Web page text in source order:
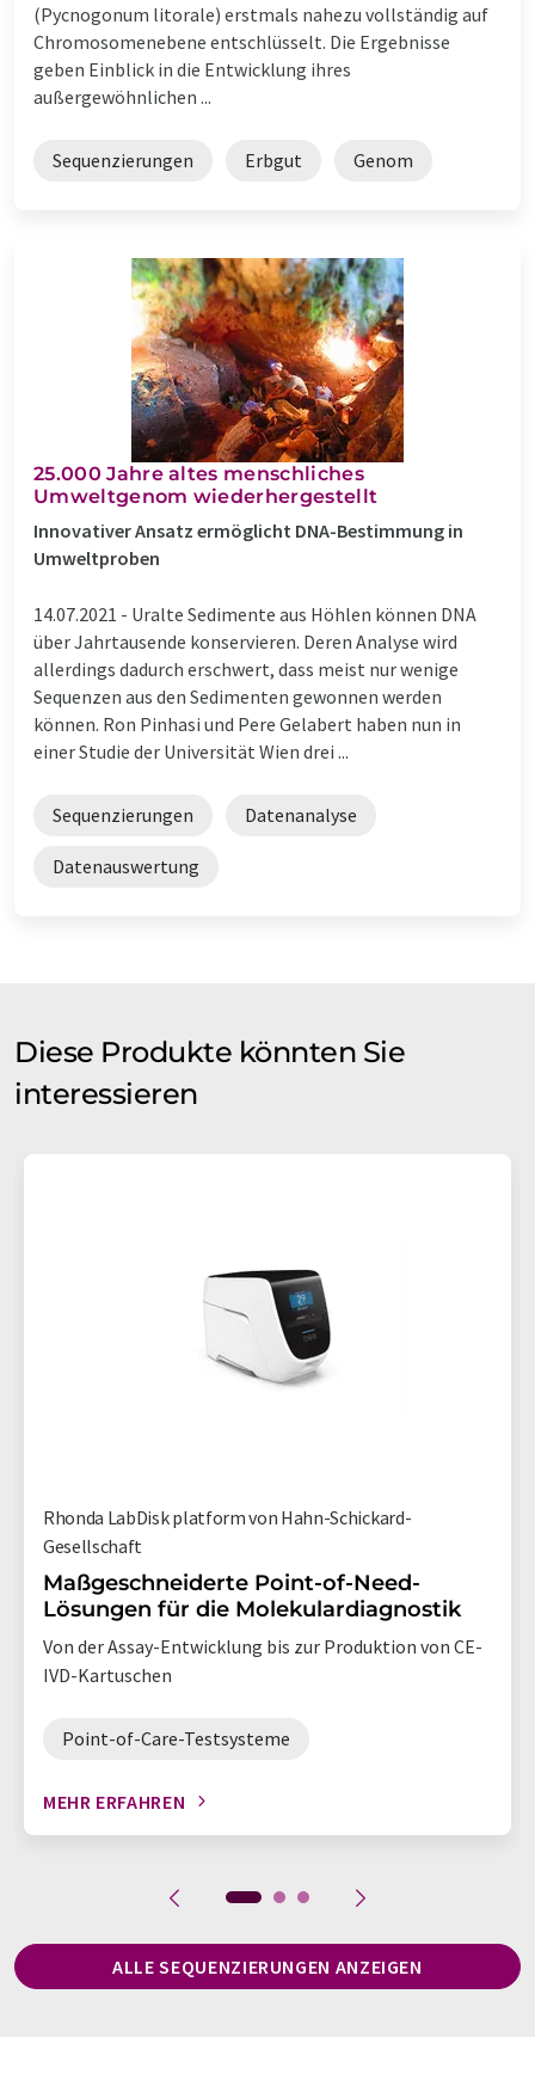
(Pycnogonum litorale) erstmals nahezu vollständig auf
Chromosomenebene entschlüsselt. Die Ergebnisse
geben Einblick in die Entwicklung ihres
außergewöhnlichen ...
Sequenzierungen Erbgut Genom
25.000 Jahre altes menschliches
Umweltgenom wiederhergestellt
Innovativer Ansatz ermöglicht DNA-Bestimmung in
Umweltproben
14.07.2021 - Uralte Sedimente aus Höhlen können DNA
über Jahrtausende konservieren. Deren Analyse wird
allerdings dadurch erschwert, dass meist nur wenige
Sequenzen aus den Sedimenten gewonnen werden
können. Ron Pinhasi und Pere Gelabert haben nun in
einer Studie der Universität Wien drei ...
Sequenzierungen Datenanalyse
Datenauswertung
Diese Produkte könnten Sie
interessieren
Rhonda LabDisk platform von Hahn-Schickard-
Gesellschaft
Maßgeschneiderte Point-of-Need-
Lösungen für die Molekulardiagnostik
Von der Assay-Entwicklung bis zur Produktion von CE-
IVD-Kartuschen
Point-of-Care-Testsysteme
MEHR ERFAHREN
ALLE SEQUENZIERUNGEN ANZEIGEN